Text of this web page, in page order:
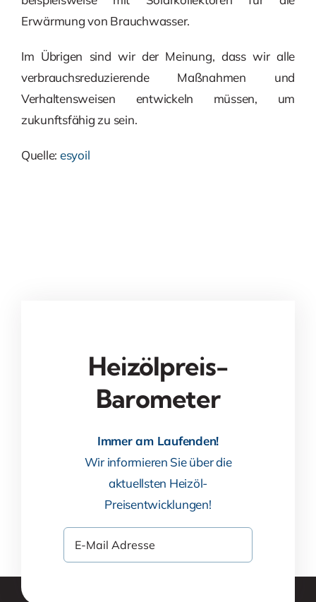
Erwärmung von Brauchwasser.
Im Übrigen sind wir der Meinung, dass wir alle
verbrauchsreduzierende Maßnahmen und
Verhaltensweisen entwickeln müssen, um
zukunftsfähig zu sein.
Quelle: esyoil
Heizölpreis-
Barometer
Immer am Laufenden!
Wir informieren Sie über die
aktuellsten Heizöl-
Preisentwicklungen!